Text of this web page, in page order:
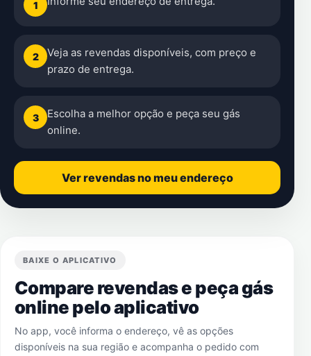
1
2
Veja as revendas disponíveis, com preço e
prazo de entrega.
3
Escolha a melhor opção e peça seu gás
online.
Ver revendas no meu endereço
BAIXE O APLICATIVO
Compare revendas e peça gás
online pelo aplicativo
No app, você informa o endereço, vê as opções
disponíveis na sua região e acompanha o pedido com